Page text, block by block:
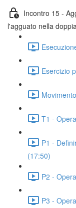
Incontro 15 -
l'agguato nella
Esercizio
T1 -
P1 -
(17:50)
P2 -
P3 -